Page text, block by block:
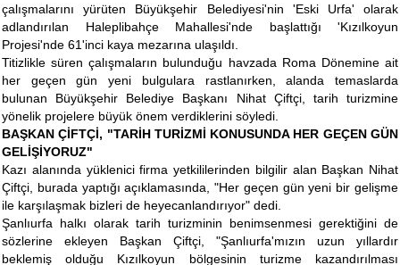
çalışmalarını yürüten Büyükşehir Belediyesi'nin 'Eski Urfa' olarak
adlandırılan Haleplibahçe Mahallesi'nde başlattığı 'Kızılkoyun
Projesi'nde 61'inci kaya mezarına ulaşıldı.
Titizlikle süren çalışmaların bulunduğu havzada Roma Dönemine ait
her geçen gün yeni bulgulara rastlanırken, alanda temaslarda
bulunan Büyükşehir Belediye Başkanı Nihat Çiftçi, tarih turizmine
yönelik projelere büyük önem verdiklerini söyledi.
BAŞKAN ÇİFTÇİ, "TARİH TURİZMİ KONUSUNDA HER GEÇEN GÜN
GELİŞİYORUZ"
Kazı alanında yüklenici firma yetkililerinden bilgilir alan Başkan Nihat
Çiftçi, burada yaptığı açıklamasında, "Her geçen gün yeni bir gelişme
ile karşılaşmak bizleri de heyecanlandırıyor" dedi.
Şanlıurfa halkı olarak tarih turizminin benimsenmesi gerektiğini de
sözlerine ekleyen Başkan Çiftçi, "Şanlıurfa'mızın uzun yıllardır
beklemiş olduğu Kızılkoyun bölgesinin turizme kazandırılması